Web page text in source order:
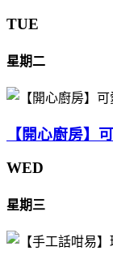
TUE
星期二
【開心廚房】
WED
星期三